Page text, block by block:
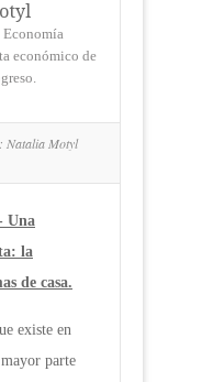
económico de
Natalia Motyl
Una
la
de casa.
existe en
parte